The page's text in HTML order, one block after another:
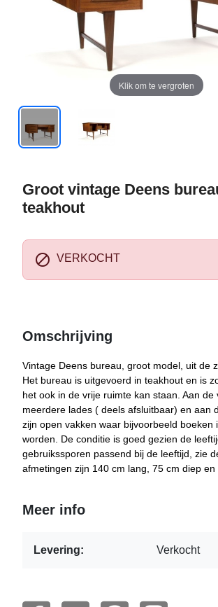
Klik om te vergroten
Groot vintage Deens
teakhout
 VERKOCHT
Omschrijving
Vintage Deens bureau, groot model, uit de
Het bureau is uitgevoerd in teakhout en is
het ook in de vrije ruimte kan staan. Aan de
meerdere lades ( deels afsluitbaar) en aan
zijn open vakken waar bijvoorbeeld boeken
worden. De conditie is goed gezien de
gebruikssporen passend bij de leeftijd, zie
afmetingen zijn 140 cm lang, 75 cm diep en
Meer info
Levering: Verkocht